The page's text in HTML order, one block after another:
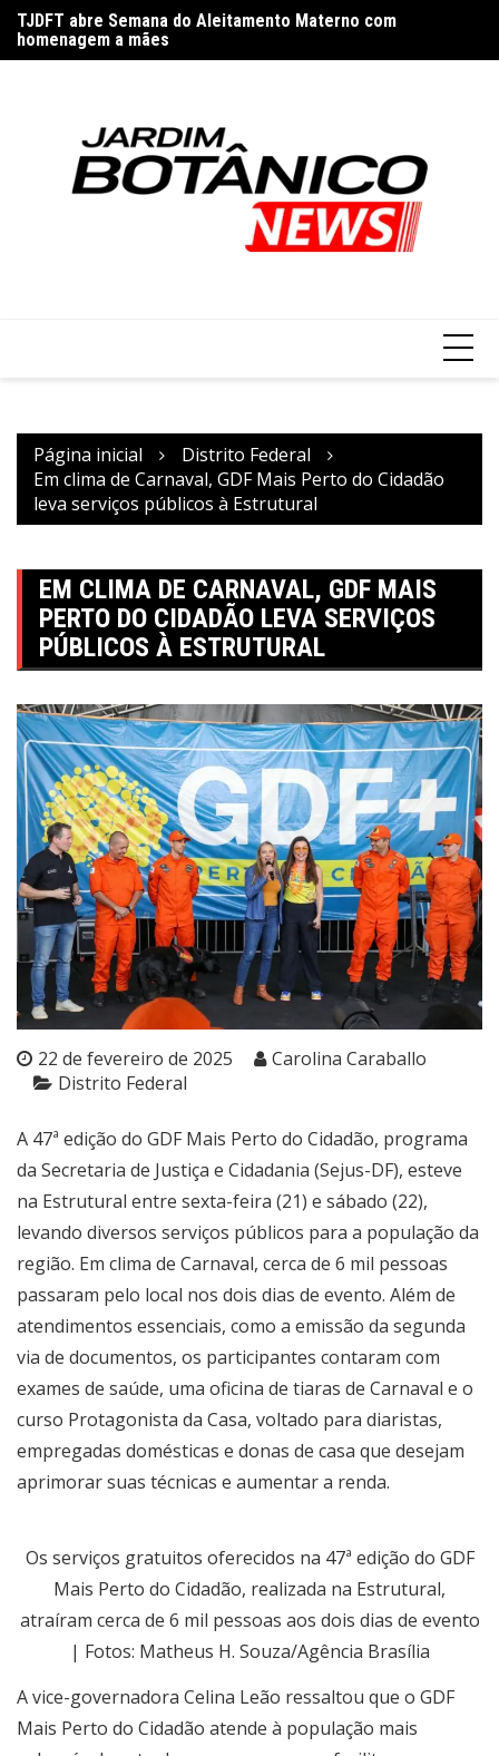
para
o
TJDFT abre Semana do Aleitamento Materno com
homenagem a mães
Página inicial
Distrito Federal
Em clima de Carnaval, GDF Mais Perto do Cidadão
leva serviços públicos à Estrutural
EM CLIMA DE CARNAVAL, GDF MAIS
PERTO DO CIDADÃO LEVA SERVIÇOS
PÚBLICOS À ESTRUTURAL
22 de fevereiro de 2025
Carolina Caraballo
Distrito Federal
A 47ª edição do GDF Mais Perto do Cidadão, programa
da Secretaria de Justiça e Cidadania (Sejus-DF), esteve
na Estrutural entre sexta-feira (21) e sábado (22),
levando diversos serviços públicos para a população da
região. Em clima de Carnaval, cerca de 6 mil pessoas
passaram pelo local nos dois dias de evento. Além de
atendimentos essenciais, como a emissão da segunda
via de documentos, os participantes contaram com
exames de saúde, uma oficina de tiaras de Carnaval e o
curso Protagonista da Casa, voltado para diaristas,
empregadas domésticas e donas de casa que desejam
aprimorar suas técnicas e aumentar a renda.
Os serviços gratuitos oferecidos na 47ª edição do GDF
Mais Perto do Cidadão, realizada na Estrutural,
atraíram cerca de 6 mil pessoas aos dois dias de evento
| Fotos: Matheus H. Souza/Agência Brasília
A vice-governadora Celina Leão ressaltou que o GDF
Mais Perto do Cidadão atende à população mais